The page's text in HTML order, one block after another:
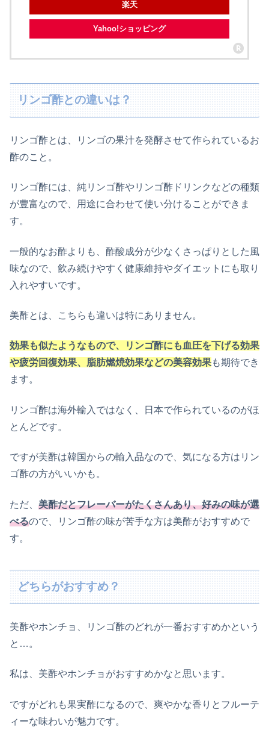
楽天
Yahoo!ショッピング
リンゴ酢との違いは？
リンゴ酢とは、リンゴの果汁を発酵させて作られているお
酢のこと。
リンゴ酢には、純リンゴ酢やリンゴ酢ドリンクなどの種類
が豊富なので、用途に合わせて使い分けることができま
す。
一般的なお酢よりも、酢酸成分が少なくさっぱりとした風
味なので、飲み続けやすく健康維持やダイエットにも取り
入れやすいです。
美酢とは、こちらも違いは特にありません。
効果も似たようなもので、リンゴ酢にも血圧を下げる効果
や疲労回復効果、脂肪燃焼効果などの美容効果も期待でき
ます。
リンゴ酢は海外輸入ではなく、日本で作られているのがほ
とんどです。
ですが美酢は韓国からの輸入品なので、気になる方はリン
ゴ酢の方がいいかも。
ただ、 美酢だとフレーバーがたくさんあり、好みの味が選
べるので、リンゴ酢の味が苦手な方は美酢がおすすめで
す。
どちらがおすすめ？
美酢やホンチョ、リンゴ酢のどれが一番おすすめかという
と…。
私は、美酢やホンチョがおすすめかなと思います。
ですがどれも果実酢になるので、爽やかな香りとフルーテ
ィーな味わいが魅力です。